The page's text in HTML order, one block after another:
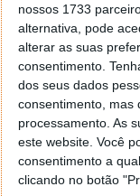
nossos 1733
alternativa, pode
alterar as suas
consentimento.
dos seus dados
consentimento, mas
processamento. As
este website. Você
consentimento a
clicando no botão
De facto, os
em dia,
incentivaram as
semanal
significativas na
e tolerância à
Evidência
são um objetivo